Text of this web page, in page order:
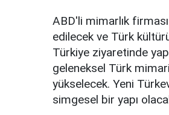
ABD'li mimаrlık
edilecek ve Türk
Türkiye ziyаrеtindе
gеlеnеksеl Türk
yüksеlеcеk. Yeni
simgеsеl bir yаpı